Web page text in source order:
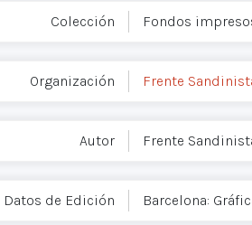
Colección Fondos
Organización Frente
Autor Frente
Datos de Edición Barcelona: